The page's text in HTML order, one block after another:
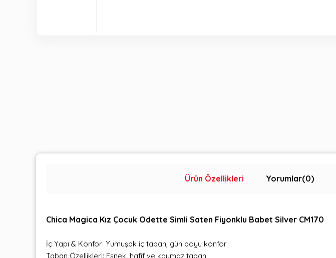
Ürün Özellikleri Yorumlar(0)
Chica Magica Kız Çocuk Odette Simli Saten Fiyonklu Babet Silver CM170
İç Yapı & Konfor: Yumuşak iç taban, gün boyu konfor
Taban Özellikleri: Esnek, hafif ve kaymaz taban